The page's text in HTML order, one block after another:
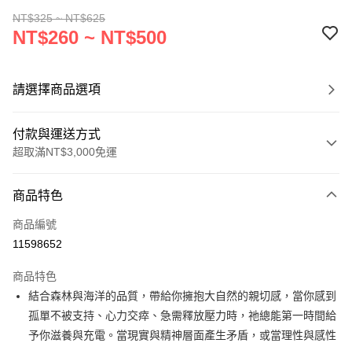
NT$325 ~ NT$625
NT$260 ~ NT$500
請選擇商品選項
付款與運送方式
超取滿NT$3,000免運
信用卡一次付款
超商取貨付款
Apple Pay
街口支付
商品特色
商品編號
11598652
商品特色
結合森林與海洋的品質，帶給你擁抱大自然的親切感，當你感到
孤單不被支持、心力交瘁、急需釋放壓力時，祂總能第一時間給
予你滋養與充電。當現實與精神層面產生矛盾，或當理性與感性